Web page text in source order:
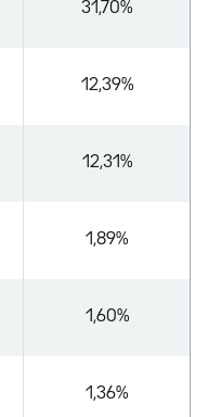
31,70%
12,39%
12,31%
1,89%
1,60%
1,36%